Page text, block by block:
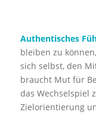
Authentisches
bleiben zu
sich selbst, den
braucht Mut für
das Wechselspiel
Zielorientierung